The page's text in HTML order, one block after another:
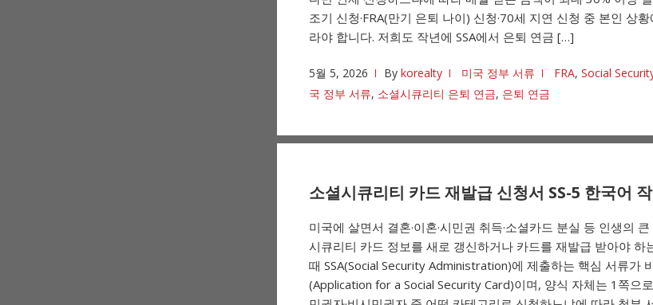
조기 신청·FRA(만기 은퇴 나이) 신청·70세 지연 신청 중 본인 상
라야 합니다. 저희도 작년에 SSA에서 은퇴 연금 […]
5월 5, 2026 By korealty 미국 정부 서류 FRA, Social
국 정부 서류, 소셜시큐리티 은퇴 연금, 은퇴 연금
소셜시큐리티 카드 재발급 신청서 SS-5 한국어
미국에 살면서 결혼·이혼·시민권 취득·소셜카드 분실 등 인생의
시큐리티 카드 정보를 새로 갱신하거나 카드를 재발급 받아야 하
때 SSA(Social Security Administration)에 제출하는 핵심 서류가
(Application for a Social Security Card)이며, 양식 자체는 1쪽으